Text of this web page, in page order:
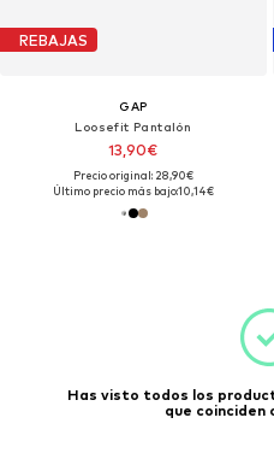
REBAJAS
GAP
Loosefit Pantalón
13,90€
Precio original: 28,90€
Último precio más bajo:10,14€
Has visto todos los
que